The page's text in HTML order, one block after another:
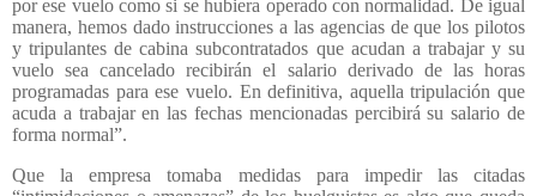
por ese vuelo como si se hubiera operado con normalidad. De igual
manera, hemos dado instrucciones a las agencias de que los pilotos
y tripulantes de cabina subcontratados que acudan a trabajar y su
vuelo sea cancelado recibirán el salario derivado de las horas
programadas para ese vuelo. En definitiva, aquella tripulación que
acuda a trabajar en las fechas mencionadas percibirá su salario de
forma normal”.
Que la empresa tomaba medidas para impedir las citadas